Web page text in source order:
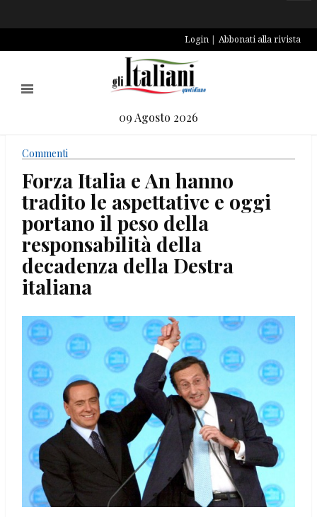
Login Abbonati alla rivista
09 Agosto 2026
Commenti
Forza Italia e An hanno
tradito le aspettative e oggi
portano il peso della
responsabilità della
decadenza della Destra
italiana